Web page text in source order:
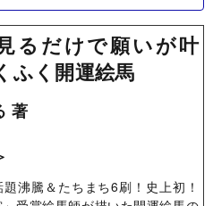
るだけで願いが叶
ふく開運絵馬
著
沸騰＆たちまち6刷！史上初！